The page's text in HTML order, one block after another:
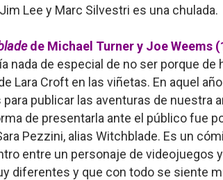
Lee y Marc Silvestri es una chulada.
de Michael Turner y Joe Weems
nada de especial de no ser porque de
Lara Croft en las viñetas. En aquel
publicar las aventuras de nuestra
de presentarla ante el público fue
Pezzini, alias Witchblade. Es un
entre un personaje de videojuegos
diferentes y que con todo se siente